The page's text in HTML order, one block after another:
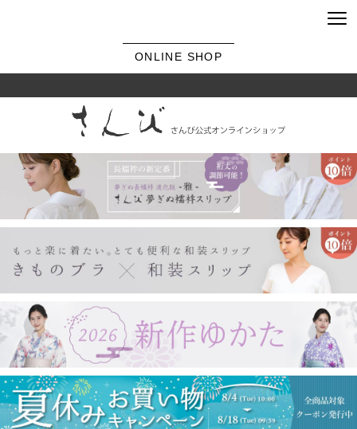
ONLINE SHOP